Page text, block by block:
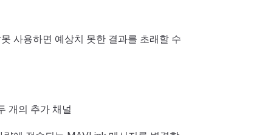
사용하면 예상치 못한 결과를 초래할 수
개의 추가 채널